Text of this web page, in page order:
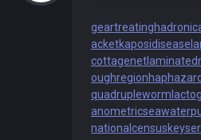
geartreating
acketkaposidisease
cottagenet
oughregion
quadrupleworm
anometric
nationalcensus